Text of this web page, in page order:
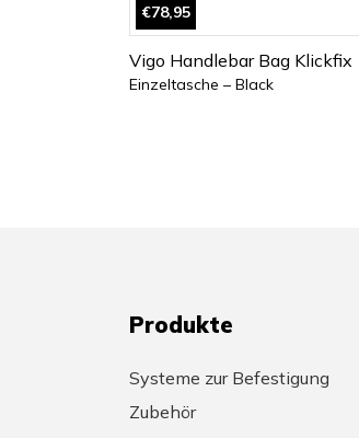
€78,95
Vigo Handlebar Bag Klickfix
Einzeltasche – Black
Produkte
Systeme zur Befestigung
Zubehör